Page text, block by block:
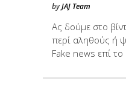
byJAJ Team
Ας δούμε στο
περί αληθούς ή
Fake news επί το